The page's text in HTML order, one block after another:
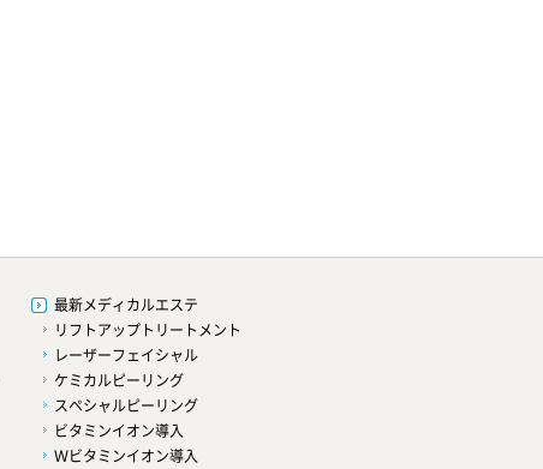
最新メディカルエステ
リフトアップトリートメント
レーザーフェイシャル
ケミカルピーリング
スペシャルピーリング
ビタミンイオン導入
Ｗビタミンイオン導入